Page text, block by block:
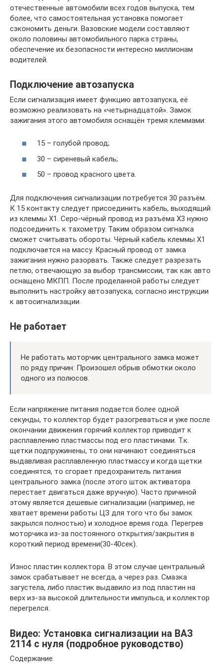
отечественные автомобили всех годов выпуска, тем
более, что самостоятельная установка помогает
сэкономить деньги. Вазовские модели составляют
около половины автомобильного парка страны,
обеспечение их безопасности интересно миллионам
водителей.
Подключение автозапуска
Если сигнализация имеет функцию автозапуска, её
возможно реализовать на «четырнадцатой». Замок
зажигания этого автомобиля оснащён тремя клеммами:
15 – голубой провод;
30 – сиреневый кабель;
50 – провод красного цвета.
Для подключения сигнализации потребуется 30 разъём.
К 15 контакту следует присоединить кабель, выходящий
из клеммы Х1. Серо-чёрный провод из разъёма Х3 нужно
подсоединить к тахометру. Таким образом сигналка
сможет считывать обороты. Чёрный кабель клеммы Х1
подключается на массу. Красный провод от замка
зажигания нужно разорвать. Также следует разрезать
петлю, отвечающую за выбор трансмиссии, так как авто
оснащено МКПП. После проделанной работы следует
выполнить настройку автозапуска, согласно инструкции
к автосигнализации.
Не работает
Не работать моторчик центрального замка может
по ряду причин: Произошел обрыв обмотки около
одного из полюсов.
Если напряжение питания подается более одной
секунды, то коллектор будет разогреваться и уже после
окончании движения горячий коллектор приводит к
расплавлению пластмассы под его пластинами. Т.к.
щетки подпружинены, то они начинают соединяться
выдавливая расплавленную пластмассу и когда щетки
соединятся, то сгорает предохранитель питания
центрального замка (после этого шток активатора
перестает двигаться даже вручную). Часто причиной
этому является дешевые сигнализации (например, не
хватает времени работы ЦЗ для того что бы замок
закрылся полностью) и холодное время года. Перегрев
моторчика из-за постоянного открытия/закрытия в
короткий период времени(30-40сек).
Износ пластин коллектора. В этом случае центральный
замок срабатывает не всегда, а через раз. Смазка
загустела, либо пластик выдавило из под пластин на
верх из-за высокой длительности импульса, и коллектор
перегрелся.
Видео: Установка сигнализации на ВАЗ
2114 с нуля (подробное руководство)
Содержание